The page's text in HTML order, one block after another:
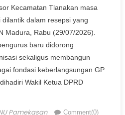
Kecamatan Tlanakan masa
dalam resepsi yang
Madura, Rabu (29/07/2026).
baru didorong
sekaligus membangun
fondasi keberlangsungan GP
Wakil Ketua DPRD
Pamekasan Comment(0)